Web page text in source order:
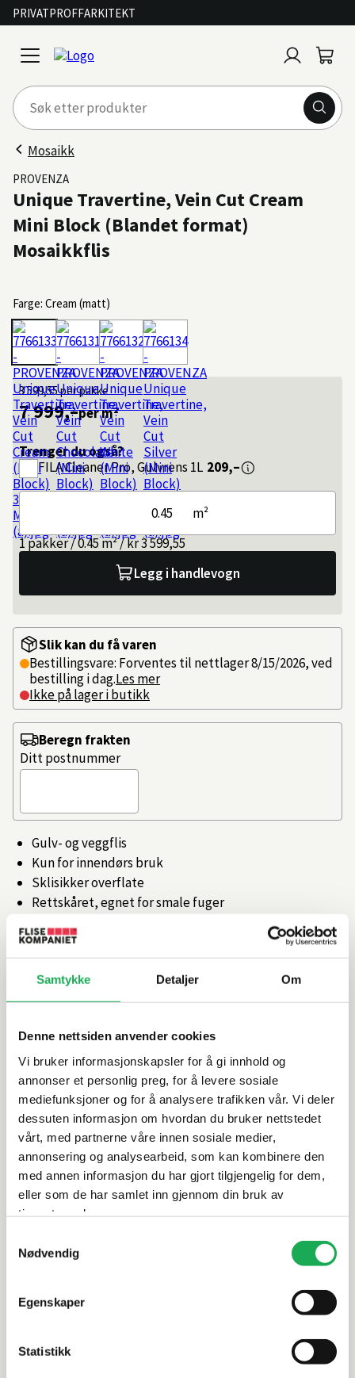
Samtykke Detaljer Om
Denne nettsiden anvender cookies
Vi bruker informasjonskapsler for å gi innhold og
annonser et personlig preg, for å levere sosiale
mediefunksjoner og for å analysere trafikken vår. Vi deler
dessuten informasjon om hvordan du bruker nettstedet
vårt, med partnerne våre innen sosiale medier,
annonsering og analysearbeid, som kan kombinere den
med annen informasjon du har gjort tilgjengelig for dem,
eller som de har samlet inn gjennom din bruk av
tjenestene deres.
Nødvendig
Egenskaper
Statistikk
PRIVATPROFFARKITEKT
open
menu
inn
Mosaikk
PROVENZA
Unique Travertine, Vein Cut Cream
Mini Block (Blandet format)
Mosaikkflis
Farge: Cream (matt)
3 599,55per pakke
7 999,–per m²
Trenger du også?
FILACleaner Pro, Gulvrens 1L 209,–
m²
1 pakker / 0.45 m² / kr 3 599,55
Legg i handlevogn
Slik kan du få varen
Bestillingsvare: Forventes til nettlager 8/15/2026, ved
bestilling i dag.Les mer
Ikke på lager i butikk
Gulv- og veggflis
Kun for innendørs bruk
Sklisikker overflate
Rettskåret, egnet for smale fuger
Beregn frakten
Ditt postnummer
Spesifikasjoner
Rengjøring og vedlikehold
Leveringsinformasjon
Dokumentasjon
PROVENZA